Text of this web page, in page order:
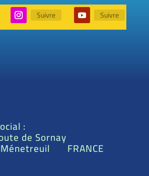
Suivre Suivre
:
de Sornay
FRANCE